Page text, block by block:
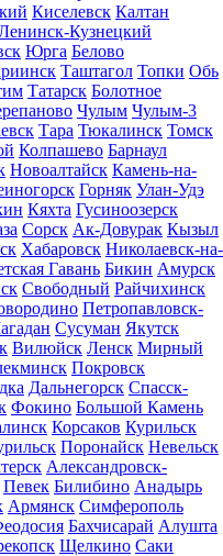
Киселевск Калтан
Кузнецкий
Юрга Белово
Таштагол Топки Обь
Татарск Болотное
Чулым Чулым-3
Тара Тюкалинск Томск
Колпашево Барнаул
Новоалтайск Камень-на-
Горняк Улан-Удэ
Кяхта Гусиноозерск
Сорск Ак-Довурак Кызыл
Хабаровск Николаевск-на-
Гавань Бикин Амурск
Свободный Райчихинск
Петропавловск-
Сусуман Якутск
Вилюйск Ленск Мирный
Покровск
Дальнегорск Спасск-
Фокино Большой Камень
Корсаков Курильск
Поронайск Невельск
Александровск-
Певек Билибино Анадырь
Армянск Симферополь
Бахчисарай Алушта
Щелкино Саки